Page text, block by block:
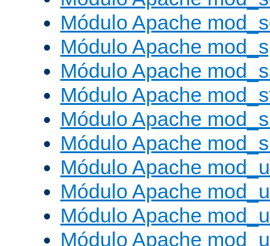
Módulo Apache
Módulo Apache
Módulo Apache
Módulo Apache
Módulo Apache
Módulo Apache
Módulo Apache
Módulo Apache
Módulo Apache
Módulo Apache